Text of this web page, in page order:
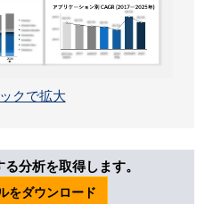
クで拡大
分析を取得します。
をダウンロード